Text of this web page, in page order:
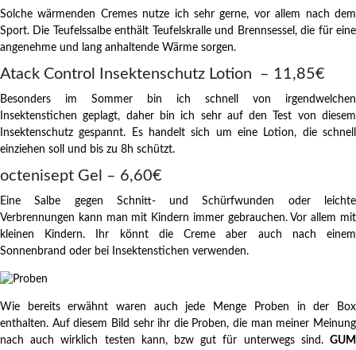
Solche wärmenden Cremes nutze ich sehr gerne, vor allem nach dem
Sport. Die Teufelssalbe enthält Teufelskralle und Brennsessel, die für eine
angenehme und lang anhaltende Wärme sorgen.
Atack Control Insektenschutz Lotion – 11,85€
Besonders im Sommer bin ich schnell von irgendwelchen
Insektenstichen geplagt, daher bin ich sehr auf den Test von diesem
Insektenschutz gespannt. Es handelt sich um eine Lotion, die schnell
einziehen soll und bis zu 8h schützt.
octenisept Gel – 6,60€
Eine Salbe gegen Schnitt- und Schürfwunden oder leichte
Verbrennungen kann man mit Kindern immer gebrauchen. Vor allem mit
kleinen Kindern. Ihr könnt die Creme aber auch nach einem
Sonnenbrand oder bei Insektenstichen verwenden.
Wie bereits erwähnt waren auch jede Menge Proben in der Box
enthalten. Auf diesem Bild sehr ihr die Proben, die man meiner Meinung
nach auch wirklich testen kann, bzw gut für unterwegs sind. GUM